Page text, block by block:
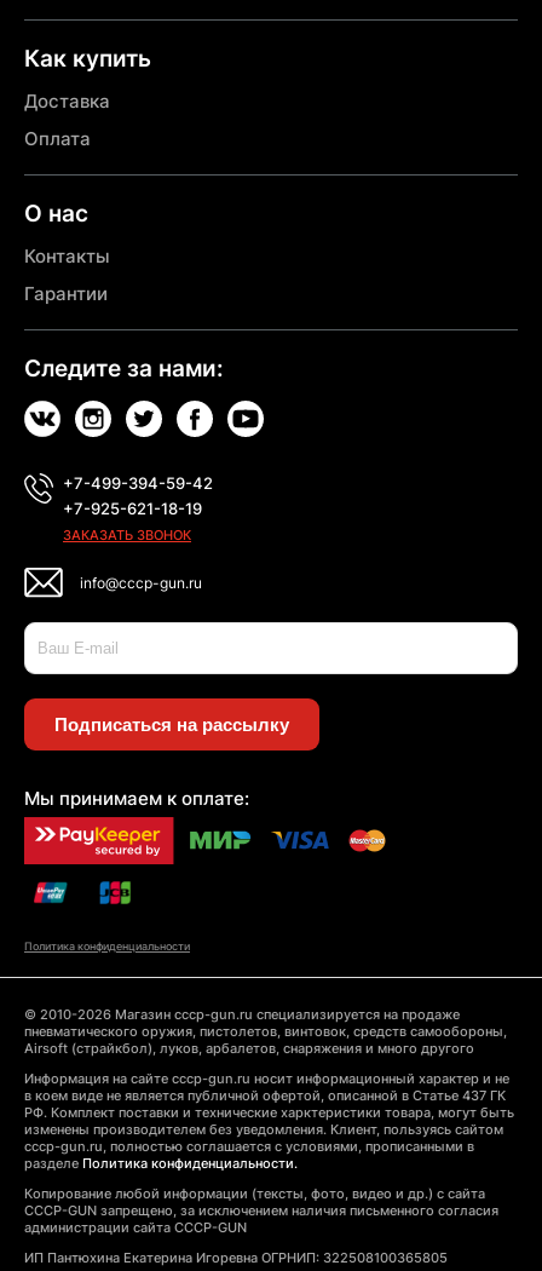
Как купить
Доставка
Оплата
О нас
Контакты
Гарантии
Следите за нами:
+7-499-394-59-42
+7-925-621-18-19
ЗАКАЗАТЬ ЗВОНОК
info@cccp-gun.ru
Подписаться на рассылку
Мы принимаем к оплате:
Политика конфиденциальности
© 2010-2026 Магазин cccp-gun.ru специализируется на продаже
пневматического оружия, пистолетов, винтовок, средств самообороны,
Airsoft (страйкбол), луков, арбалетов, снаряжения и много другого
Информация на сайте cccp-gun.ru носит информационный характер и не
в коем виде не является публичной офертой, описанной в Статье 437 ГК
РФ. Комплект поставки и технические харктеристики товара, могут быть
изменены производителем без уведомления. Клиент, пользуясь сайтом
cccp-gun.ru, полностью соглашается с условиями, прописанными в
разделе Политика конфиденциальности.
Копирование любой информации (тексты, фото, видео и др.) с сайта
CCCP-GUN запрещено, за исключением наличия письменного согласия
администрации сайта CCCP-GUN
ИП Пантюхина Екатерина Игоревна ОГРНИП: 322508100365805